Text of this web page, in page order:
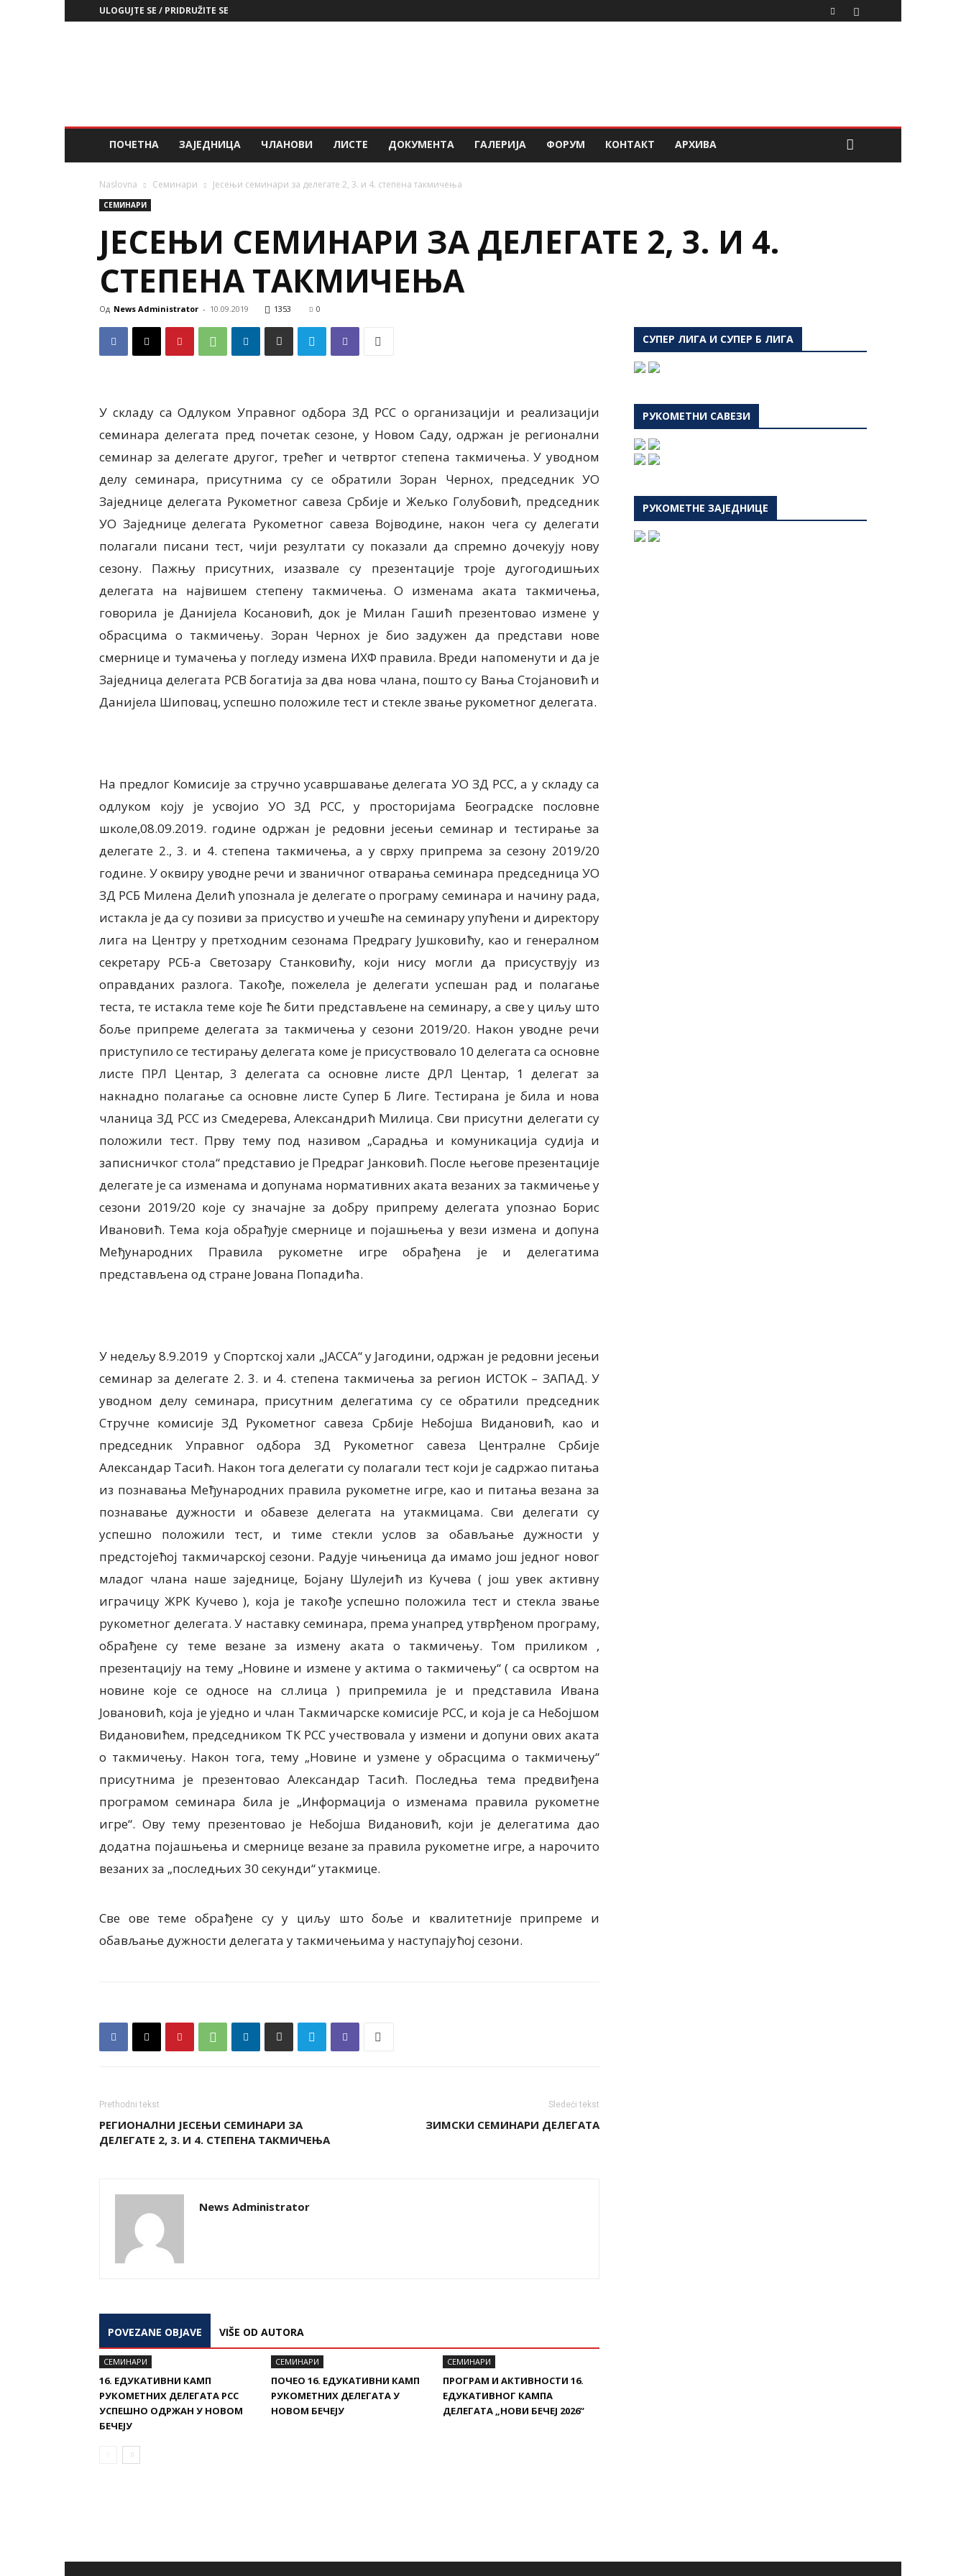
ULOGUJTE SE / PRIDRUŽITE SE
ПОЧЕТНА ЗАЈЕДНИЦА ЧЛАНОВИ ЛИСТЕ ДОКУМЕНТА ГАЛЕРИЈА ФОРУМ КОНТАКТ АРХИВА
Naslovna Семинари Јесењи семинари за делегате 2, 3. и 4. степена такмичења
СЕМИНАРИ
ЈЕСЕЊИ СЕМИНАРИ ЗА ДЕЛЕГАТЕ 2, 3. И 4.
СТЕПЕНА ТАКМИЧЕЊА
Од News Administrator - 10.09.2019 1353 0
У складу са Одлуком Управног одбора ЗД РСС о организацији и реализацији
семинара делегата пред почетак сезоне, у Новом Саду, одржан je регионални
семинар за делегате другог, трећег и четвртог степена такмичења. У уводном
делу семинара, присутнима су се обратили Зоран Чернох, председник УО
Заједнице делегата Рукометног савеза Србије и Жељко Голубовић, председник
УО Заједнице делегата Рукометног савеза Војводине, након чега су делегати
полагали писани тест, чији резултати су показали да спремно дочекују нову
сезону. Пажњу присутних, изазвале су презентације троје дугогодишњих
делегата на највишем степену такмичења. О изменама аката такмичења,
говорила је Данијела Косановић, док је Милан Гашић презентовао измене у
обрасцима о такмичењу. Зоран Чернох је био задужен да представи нове
смернице и тумачења у погледу измена ИХФ правила. Вреди напоменути и да је
Заједница делегата РСВ богатија за два нова члана, пошто су Вања Стојановић и
Данијела Шиповац, успешно положиле тест и стекле звање рукометног делегата.
На предлог Комисије за стручно усавршавање делегата УО ЗД РСС, а у складу са
одлуком коју је усвојио УО ЗД РСС, у просторијама Београдске пословне
школе,08.09.2019. године одржан је редовни јесењи семинар и тестирање за
делегате 2., 3. и 4. степена такмичења, а у сврху припрема за сезону 2019/20
године. У оквиру уводне речи и званичног отварања семинара председница УО
ЗД РСБ Милена Делић упознала је делегате о програму семинара и начину рада,
истакла је да су позиви за присуство и учешће на семинару упућени и директору
лига на Центру у претходним сезонама Предрагу Јушковићу, као и генералном
секретару РСБ-а Светозару Станковићу, који нису могли да присуствују из
оправданих разлога. Такође, пожелела је делегати успешан рад и полагање
теста, те истакла теме које ће бити представљене на семинару, а све у циљу што
боље припреме делегата за такмичења у сезони 2019/20. Након уводне речи
приступило се тестирању делегата коме је присуствовало 10 делегата са основне
листе ПРЛ Центар, 3 делегата са основне листе ДРЛ Центар, 1 делегат за
накнадно полагање са основне листе Супер Б Лиге. Тестирана је била и нова
чланица ЗД РСС из Смедерева, Александрић Милица. Сви присутни делегати су
положили тест. Прву тему под називом „Сарадња и комуникација судија и
записничког стола“ представио је Предраг Јанковић. После његове презентације
делегате је са изменама и допунама нормативних аката везаних за такмичење у
сезони 2019/20 које су значајне за добру припрему делегата упознао Борис
Ивановић. Тема која обрађује смернице и појашњења у вези измена и допуна
Међународних Правила рукометне игре обрађена је и делегатима
представљена од стране Јована Попадића.
У недељу 8.9.2019 у Спортској хали „ЈАССА“ у Јагодини, одржан је редовни јесењи
семинар за делегате 2. 3. и 4. степена такмичења за регион ИСТОК – ЗАПАД. У
уводном делу семинара, присутним делегатима су се обратили председник
Стручне комисије ЗД Рукометног савеза Србије Небојша Видановић, као и
председник Управног одбора ЗД Рукометног савеза Централне Србије
Александар Тасић. Након тога делегати су полагали тест који је садржао питања
из познавања Међународних правила рукометне игре, као и питања везана за
познавање дужности и обавезе делегата на утакмицама. Сви делегати су
успешно положили тест, и тиме стекли услов за обављање дужности у
предстојећој такмичарској сезони. Радује чињеница да имамо још једног новог
младог члана наше заједнице, Бојану Шулејић из Кучева ( још увек активну
играчицу ЖРК Кучево ), која је такође успешно положила тест и стекла звање
рукометног делегата. У наставку семинара, према унапред утврђеном програму,
обрађене су теме везане за измену аката о такмичењу. Том приликом ,
презентацију на тему „Новине и измене у актима о такмичењу“ ( са освртом на
новине које се односе на сл.лица ) припремила је и представила Ивана
Јовановић, која је уједно и члан Такмичарске комисије РСС, и која је са Небојшом
Видановићем, председником ТК РСС учествовала у измени и допуни ових аката
о такмичењу. Након тога, тему „Новине и узмене у обрасцима о такмичењу“
присутнима је презентовао Александар Тасић. Последња тема предвиђена
програмом семинара била је „Информација о изменама правила рукометне
игре“. Ову тему презентовао је Небојша Видановић, који је делегатима дао
додатна појашњења и смернице везане за правила рукометне игре, а нарочито
везаних за „последњих 30 секунди“ утакмице.
Све ове теме обрађене су у циљу што боље и квалитетније припреме и
обављање дужности делегата у такмичењима у наступајућој сезони.
Prethodni tekst
РЕГИОНАЛНИ ЈЕСЕЊИ СЕМИНАРИ ЗА
ДЕЛЕГАТЕ 2, 3. И 4. СТЕПЕНА ТАКМИЧЕЊА
Sledeći tekst
ЗИМСКИ СЕМИНАРИ ДЕЛЕГАТА
News Administrator
POVEZANE OBJAVE VIŠE OD AUTORA
СЕМИНАРИ
16. ЕДУКАТИВНИ КАМП
РУКОМЕТНИХ ДЕЛЕГАТА РСС
УСПЕШНО ОДРЖАН У НОВОМ
БЕЧЕЈУ
СЕМИНАРИ
ПОЧЕО 16. ЕДУКАТИВНИ КАМП
РУКОМЕТНИХ ДЕЛЕГАТА У
НОВОМ БЕЧЕЈУ
СЕМИНАРИ
ПРОГРАМ И АКТИВНОСТИ 16.
ЕДУКАТИВНОГ КАМПА
ДЕЛЕГАТА „НОВИ БЕЧЕЈ 2026“
СУПЕР ЛИГА И СУПЕР Б ЛИГА
РУКОМЕТНИ САВЕЗИ
РУКОМЕТНЕ ЗАЈЕДНИЦЕ